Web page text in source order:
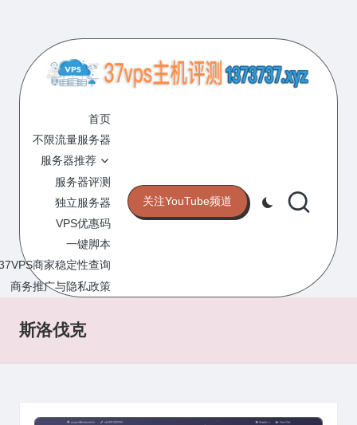
content
7
V
P
S
主
机
评
测
的
VPS
网
站
首页
不限流量服务器
服务器推荐
服务器评测
独立服务器
VPS优惠码
一键脚本
商家稳定性查询
商务推广与隐私政策
关注YouTube频道
斯洛伐克